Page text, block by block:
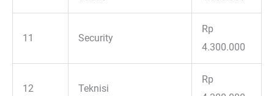
11 Security
Rp
4.300.000
12 Teknisi
Rp